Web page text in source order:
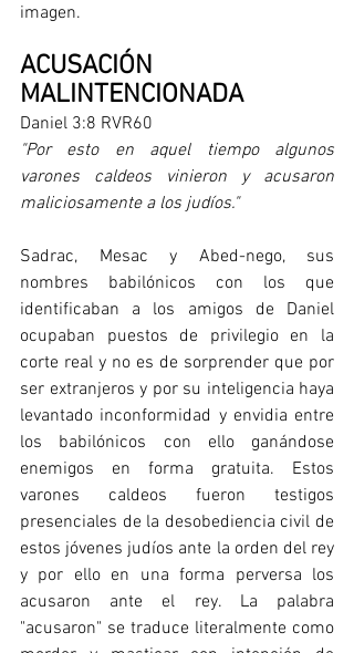
imagen.
ACUSACIÓN
MALINTENCIONADA
Daniel 3:8 RVR60
"Por esto en aquel tiempo algunos
varones caldeos vinieron y acusaron
maliciosamente a los judíos."
Sadrac, Mesac y Abed-nego, sus
nombres babilónicos con los que
identificaban a los amigos de Daniel
ocupaban puestos de privilegio en la
corte real y no es de sorprender que por
ser extranjeros y por su inteligencia haya
levantado inconformidad y envidia entre
los babilónicos con ello ganándose
enemigos en forma gratuita. Estos
varones caldeos fueron testigos
presenciales de la desobediencia civil de
estos jóvenes judíos ante la orden del rey
y por ello en una forma perversa los
acusaron ante el rey. La palabra
"acusaron" se traduce literalmente como